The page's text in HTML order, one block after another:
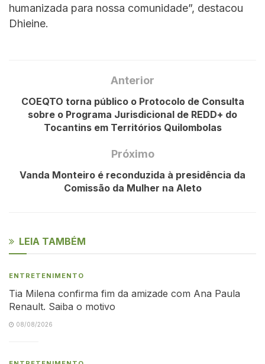
humanizada para nossa comunidade”, destacou
Dhieine.
Anterior
COEQTO torna público o Protocolo de Consulta
sobre o Programa Jurisdicional de REDD+ do
Tocantins em Territórios Quilombolas
Próximo
Vanda Monteiro é reconduzida à presidência da
Comissão da Mulher na Aleto
LEIA TAMBÉM
ENTRETENIMENTO
Tia Milena confirma fim da amizade com Ana Paula
Renault. Saiba o motivo
08/08/2026